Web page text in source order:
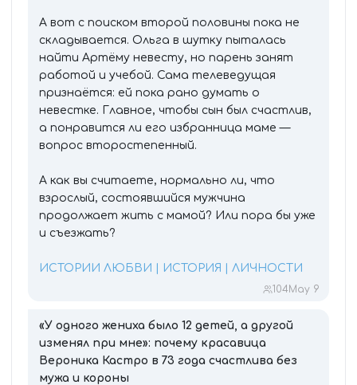
А вот с поиском второй половины пока не
складывается. Ольга в шутку пыталась
найти Артёму невесту, но парень занят
работой и учебой. Сама телеведущая
признаётся: ей пока рано думать о
невестке. Главное, чтобы сын был счастлив,
а понравится ли его избранница маме —
вопрос второстепенный.
А как вы считаете, нормально ли, что
взрослый, состоявшийся мужчина
продолжает жить с мамой? Или пора бы уже
и съезжать?
ИСТОРИИ ЛЮБВИ | ИСТОРИЯ | ЛИЧНОСТИ
104 May 9
«У одного жениха было 12 детей, а другой
изменял при мне»: почему красавица
Вероника Кастро в 73 года счастлива без
мужа и короны